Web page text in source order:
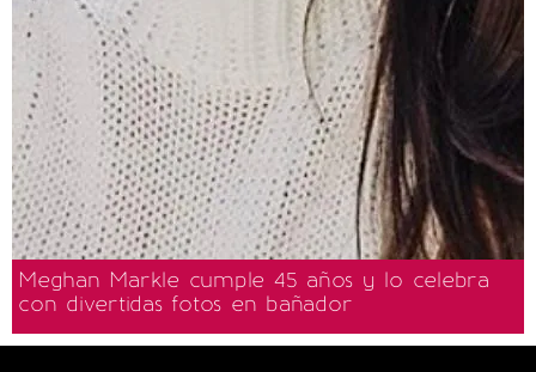
Meghan Markle cumple 45 años y lo celebra
con divertidas fotos en bañador